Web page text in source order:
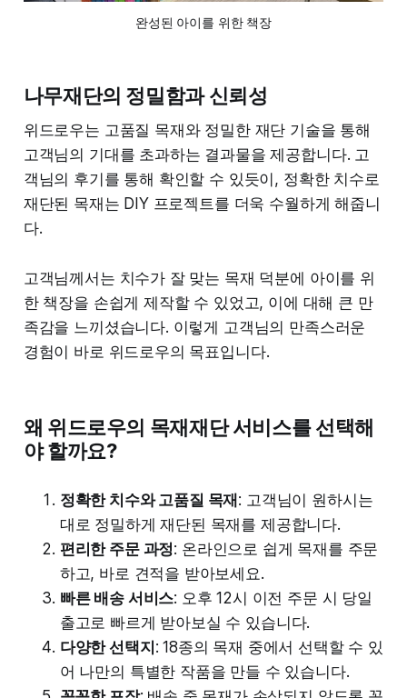
완성된 아이를 위한 책장
나무재단의 정밀함과 신뢰성
위드로우는 고품질 목재와 정밀한 재단 기술을 통해
고객님의 기대를 초과하는 결과물을 제공합니다. 고
객님의 후기를 통해 확인할 수 있듯이, 정확한 치수로
재단된 목재는 DIY 프로젝트를 더욱 수월하게 해줍니
다.
고객님께서는 치수가 잘 맞는 목재 덕분에 아이를 위
한 책장을 손쉽게 제작할 수 있었고, 이에 대해 큰 만
족감을 느끼셨습니다. 이렇게 고객님의 만족스러운
경험이 바로 위드로우의 목표입니다.
왜 위드로우의 목재재단 서비스를 선택해
야 할까요?
정확한 치수와 고품질 목재: 고객님이 원하시는
대로 정밀하게 재단된 목재를 제공합니다.
편리한 주문 과정: 온라인으로 쉽게 목재를 주문
하고, 바로 견적을 받아보세요.
빠른 배송 서비스: 오후 12시 이전 주문 시 당일
출고로 빠르게 받아보실 수 있습니다.
다양한 선택지: 18종의 목재 중에서 선택할 수 있
어 나만의 특별한 작품을 만들 수 있습니다.